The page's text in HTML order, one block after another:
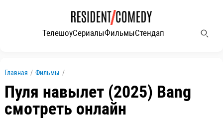
ТелешоуСериалыФильмыСтендап
Главная / Фильмы /
Пуля навылет (2025) Bang
смотреть онлайн